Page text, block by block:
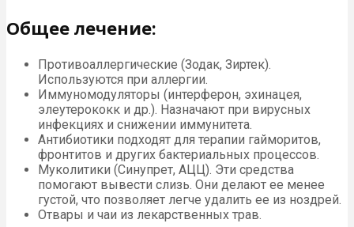
Общее лечение:
Противоаллергические (Зодак, Зиртек).
Используются при аллергии.
Иммуномодуляторы (интерферон, эхинацея,
элеутерококк и др.). Назначают при вирусных
инфекциях и снижении иммунитета.
Антибиотики подходят для терапии гайморитов,
фронтитов и других бактериальных процессов.
Муколитики (Синупрет, АЦЦ). Эти средства
помогают вывести слизь. Они делают ее менее
густой, что позволяет легче удалить ее из ноздрей.
Отвары и чаи из лекарственных трав.